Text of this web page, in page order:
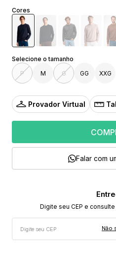
Cores
P M G GG XXG
Provador Virtual
Falar com
Não